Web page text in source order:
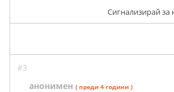
Сигнализирай за
#3
анонимен ( преди 4 години )